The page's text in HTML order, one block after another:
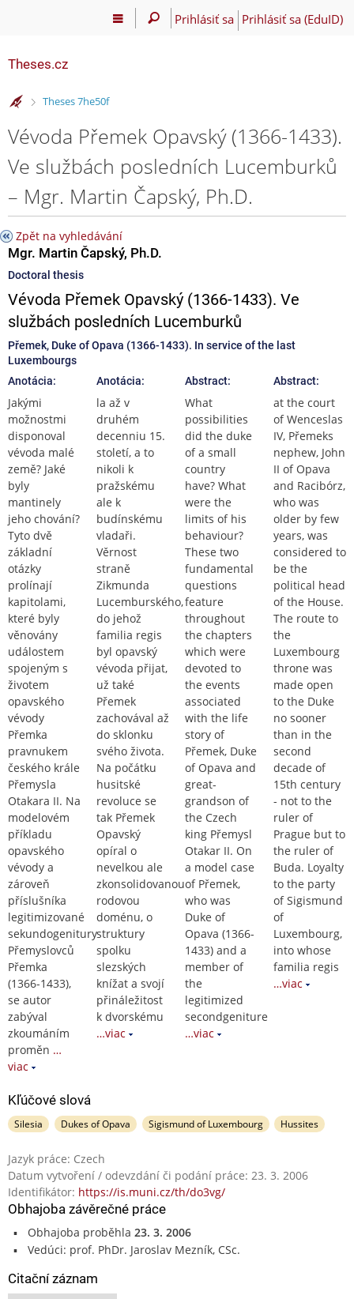
Prihlásiť sa Prihlásiť sa (EduID)
Theses.cz
>
Theses 7he50f
Vévoda Přemek Opavský (1366-1433).
Ve službách posledních Lucemburků
– Mgr. Martin Čapský, Ph.D.
Zpět na vyhledávání
Mgr. Martin Čapský, Ph.D.
Doctoral thesis
Vévoda Přemek Opavský (1366-1433). Ve
službách posledních Lucemburků
Přemek, Duke of Opava (1366-1433). In service of the last
Luxembourgs
Anotácia:
Jakými
možnostmi
disponoval
vévoda malé
země? Jaké
byly
mantinely
jeho chování?
Tyto dvě
základní
otázky
prolínají
kapitolami,
které byly
věnovány
událostem
spojeným s
životem
opavského
vévody
Přemka
pravnukem
českého krále
Přemysla
Otakara II. Na
modelovém
příkladu
opavského
vévody a
zároveň
příslušníka
legitimizované
sekundogenitury
Přemyslovců
Přemka
(1366-1433),
se autor
zabýval
zkoumáním
proměn …
viac
Anotácia:
la až v
druhém
decenniu 15.
století, a to
nikoli k
pražskému
ale k
budínskému
vladaři.
Věrnost
straně
Zikmunda
Lucemburského,
do jehož
familia regis
byl opavský
vévoda přijat,
už také
Přemek
zachovával až
do sklonku
svého života.
Na počátku
husitské
revoluce se
tak Přemek
Opavský
opíral o
nevelkou ale
zkonsolidovanou
rodovou
doménu, o
struktury
spolku
slezských
knížat a svojí
přináležitost
k dvorskému
…viac
Abstract:
What
possibilities
did the duke
of a small
country
have? What
were the
limits of his
behaviour?
These two
fundamental
questions
feature
throughout
the chapters
which were
devoted to
the events
associated
with the life
story of
Přemek, Duke
of Opava and
great-
grandson of
the Czech
king Přemysl
Otakar II. On
a model case
of Přemek,
who was
Duke of
Opava (1366-
1433) and a
member of
the
legitimized
secondgeniture
…viac
Abstract:
at the court
of Wenceslas
IV, Přemeks
nephew, John
II of Opava
and Racibórz,
who was
older by few
years, was
considered to
be the
political head
of the House.
The route to
the
Luxembourg
throne was
made open
to the Duke
no sooner
than in the
second
decade of
15th century
- not to the
ruler of
Prague but to
the ruler of
Buda. Loyalty
to the party
of Sigismund
of
Luxembourg,
into whose
familia regis
…viac
Kľúčové slová
Silesia Dukes of Opava Sigismund of Luxembourg Hussites
Jazyk práce: Czech
Datum vytvoření / odevzdání či podání práce: 23. 3. 2006
Identifikátor: https://is.muni.cz/th/do3vg/
Obhajoba závěrečné práce
Obhajoba proběhla 23. 3. 2006
Vedúci: prof. PhDr. Jaroslav Mezník, CSc.
Citační záznam